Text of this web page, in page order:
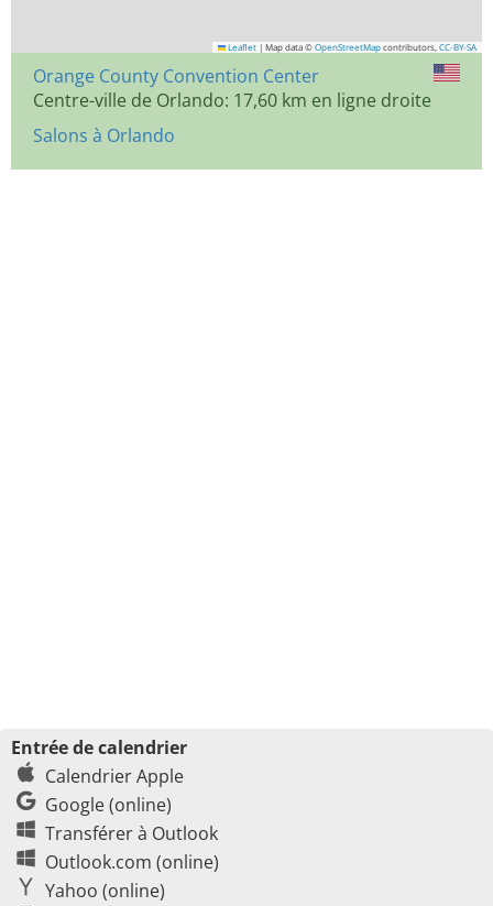
Leaflet | Map data © OpenStreetMap contributors, CC-BY-SA
Orange County Convention Center
Centre-ville de Orlando: 17,60 km en ligne droite
Salons à Orlando
Entrée de calendrier
Calendrier Apple
Google (online)
Transférer à Outlook
Outlook.com (online)
Yahoo (online)